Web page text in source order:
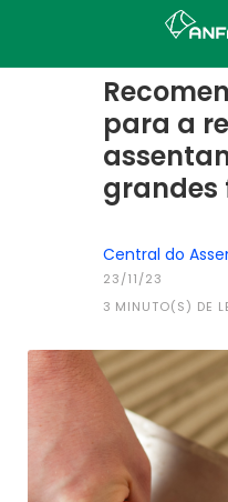
para a
grandes
Central do
23/11/23
3 MINUTO(S) DE